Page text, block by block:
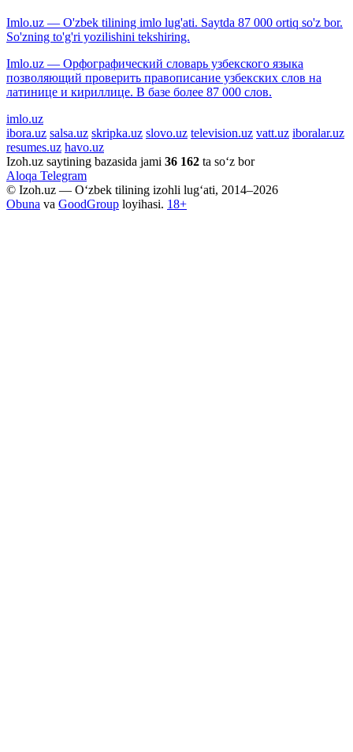
Imlo.uz — O'zbek tilining imlo lug'ati. Saytda 87 000 ortiq so'z bor.
So'zning to'g'ri yozilishini tekshiring.
Imlo.uz — Орфографический словарь узбекского языка
позволяющий проверить правописание узбекских слов на
латинице и кириллице. В базе более 87 000 слов.
imlo.uz
ibora.uz salsa.uz skripka.uz slovo.uz television.uz vatt.uz iboralar.uz
resumes.uz havo.uz
Izoh.uz saytining bazasida jami 36 162 ta so‘z bor
Aloqa Telegram
© Izoh.uz — O‘zbek tilining izohli lug‘ati, 2014–2026
Obuna va GoodGroup loyihasi. 18+